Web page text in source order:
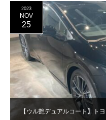
【ウル艶デュアルコート】
2023
NOV
25